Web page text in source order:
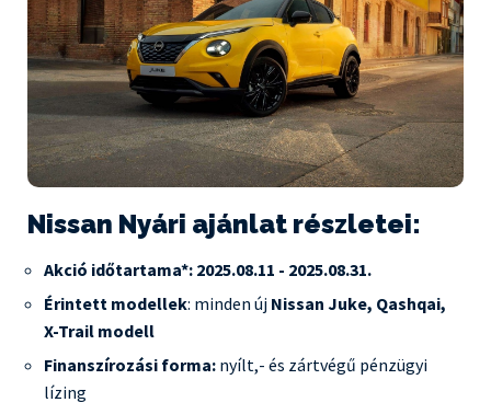
Nissan Nyári ajánlat részletei:
Akció időtartama*: 2025.08.11 - 2025.08.31.
Érintett modellek: minden új Nissan Juke, Qashqai,
X-Trail modell
Finanszírozási forma: nyílt,- és zártvégű pénzügyi
lízing